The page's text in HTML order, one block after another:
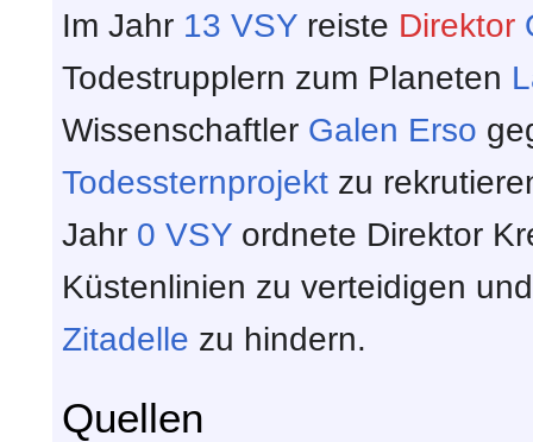
Im Jahr 13 VSY reiste Direktor
Todestrupplern zum Planeten
Wissenschaftler Galen Erso
Todessternprojekt zu
Jahr 0 VSY ordnete Direktor
Küstenlinien zu verteidigen
Zitadelle zu hindern.
Quellen